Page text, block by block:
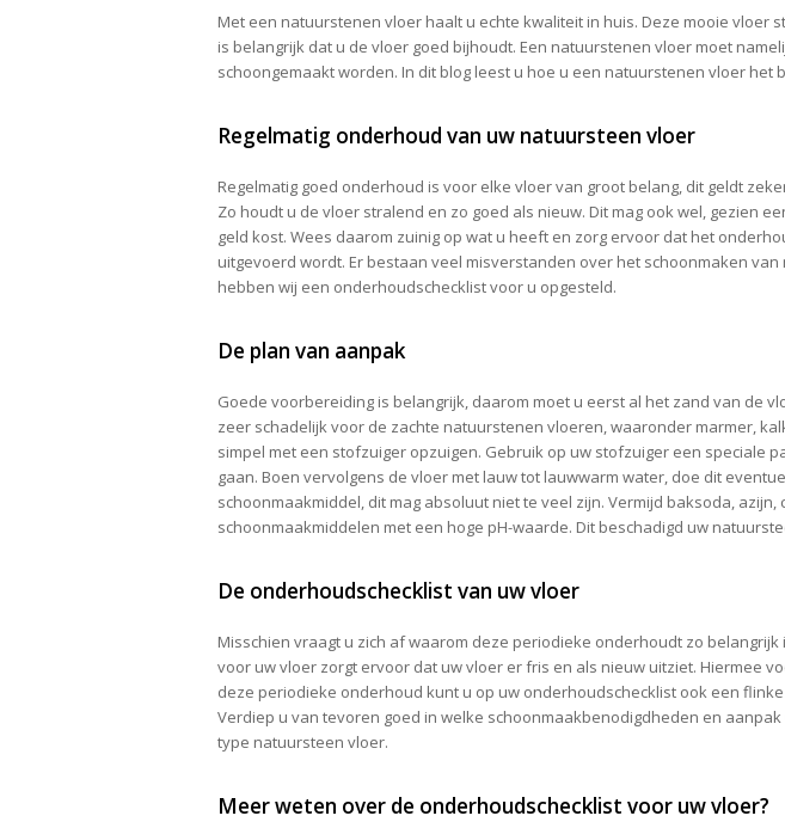
Met een natuurstenen vloer haalt u echte kwaliteit in huis. Deze mooie vloer
is belangrijk dat u de vloer goed bijhoudt. Een natuurstenen vloer moet
schoongemaakt worden. In dit blog leest u hoe u een natuurstenen vloer het
Regelmatig onderhoud van uw natuursteen vloer
Regelmatig goed onderhoud is voor elke vloer van groot belang, dit geldt
Zo houdt u de vloer stralend en zo goed als nieuw. Dit mag ook wel, gezien
geld kost. Wees daarom zuinig op wat u heeft en zorg ervoor dat het
uitgevoerd wordt. Er bestaan veel misverstanden over het schoonmaken
hebben wij een onderhoudschecklist voor u opgesteld.
De plan van aanpak
Goede voorbereiding is belangrijk, daarom moet u eerst al het zand van de
zeer schadelijk voor de zachte natuurstenen vloeren, waaronder marmer,
simpel met een stofzuiger opzuigen. Gebruik op uw stofzuiger een speciale
gaan. Boen vervolgens de vloer met lauw tot lauwwarm water, doe dit
schoonmaakmiddel, dit mag absoluut niet te veel zijn. Vermijd baksoda, azijn,
schoonmaakmiddelen met een hoge pH-waarde. Dit beschadigd uw
De onderhoudschecklist van uw vloer
Misschien vraagt u zich af waarom deze periodieke onderhoudt zo
voor uw vloer zorgt ervoor dat uw vloer er fris en als nieuw uitziet. Hiermee
deze periodieke onderhoud kunt u op uw onderhoudschecklist ook een
Verdiep u van tevoren goed in welke schoonmaakbenodigdheden en
type natuursteen vloer.
Meer weten over de onderhoudschecklist voor uw vloer?